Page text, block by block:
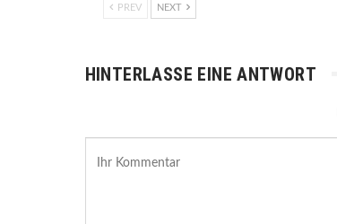
PREV NEXT
HINTERLASSE EINE ANTWORT